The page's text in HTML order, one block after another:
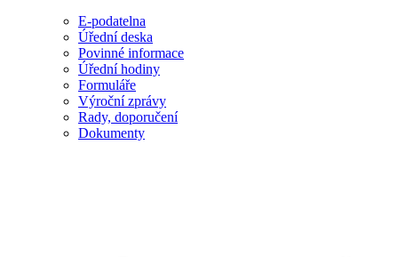
E-podatelna
Úřední deska
Povinné informace
Úřední hodiny
Formuláře
Výroční zprávy
Rady, doporučení
Dokumenty